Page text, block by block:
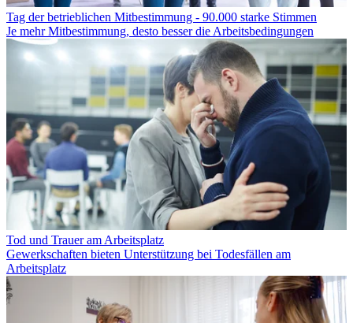
Tag der betrieblichen Mitbestimmung - 90.000 starke Stimmen
Je mehr Mitbestimmung, desto besser die Arbeitsbedingungen
Tod und Trauer am Arbeitsplatz
Gewerkschaften bieten Unterstützung bei Todesfällen am
Arbeitsplatz